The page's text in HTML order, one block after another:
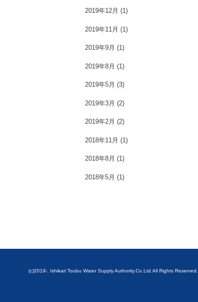
2019年12月 (1)
2019年11月 (1)
2019年9月 (1)
2019年8月 (1)
2019年5月 (3)
2019年3月 (2)
2019年2月 (2)
2018年11月 (1)
2018年8月 (1)
2018年5月 (1)
(c)2019-, Ishikari Toubu Water Supply Authority.Co.Ltd.All Rights Reserved.